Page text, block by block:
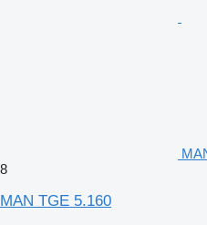
8
MAN TGE 5.160